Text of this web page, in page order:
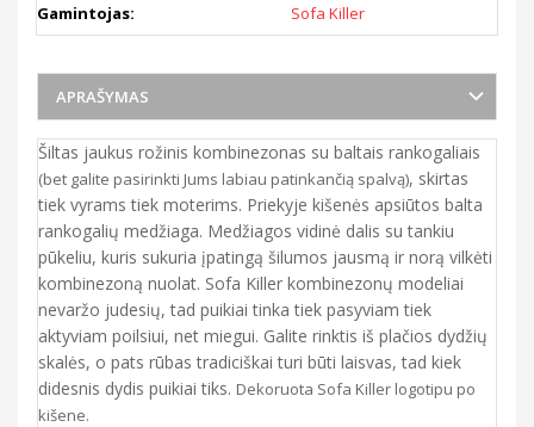
Gamintojas: Sofa Killer
APRAŠYMAS
Šiltas jaukus rožinis kombinezonas su baltais rankogaliais
(bet galite pasirinkti Jums labiau patinkančią spalvą), skirtas
tiek vyrams tiek moterims. Priekyje kišenės apsiūtos balta
rankogalių medžiaga. Medžiagos vidinė dalis su tankiu
pūkeliu, kuris sukuria įpatingą šilumos jausmą ir norą vilkėti
kombinezoną nuolat. Sofa Killer kombinezonų modeliai
nevaržo judesių, tad puikiai tinka tiek pasyviam tiek
aktyviam poilsiui, net miegui. Galite rinktis iš plačios dydžių
skalės, o pats rūbas tradiciškai turi būti laisvas, tad kiek
didesnis dydis puikiai tiks. Dekoruota Sofa Killer logotipu po
kišene.